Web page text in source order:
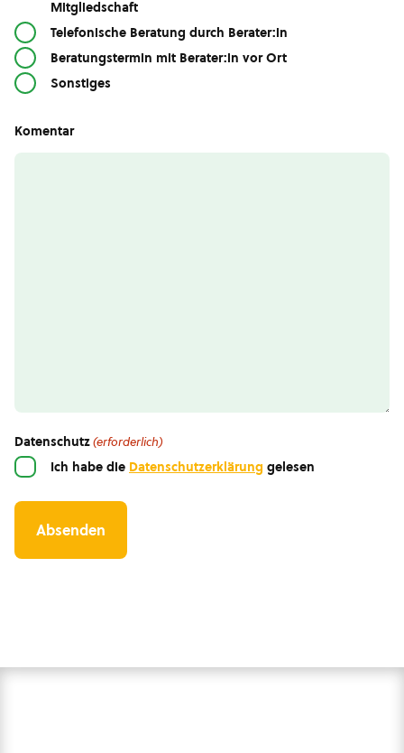
Mitgliedschaft
Telefonische Beratung durch Berater:in
Beratungstermin mit Berater:in vor Ort
Sonstiges
Komentar
Datenschutz(erforderlich)
Ich habe die Datenschutzerklärung gelesen